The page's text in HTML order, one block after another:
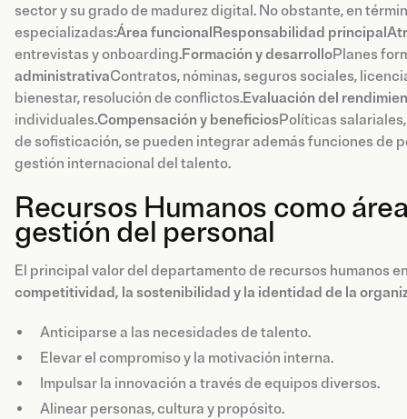
sector y su grado de madurez digital. No obstante, en
especializadas:Área funcionalResponsabilidad
entrevistas y onboarding.Formación y desarrolloPlanes
administrativaContratos, nóminas, seguros sociales,
bienestar, resolución de conflictos.Evaluación del
individuales.Compensación y beneficiosPolíticas
de sofisticación, se pueden integrar además funciones de
gestión internacional del talento.
Recursos Humanos como
gestión del personal
El principal valor del departamento de recursos humanos
competitividad, la sostenibilidad y la identidad de la
Anticiparse a las necesidades de talento.
Elevar el compromiso y la motivación interna.
Impulsar la innovación a través de equipos diversos.
Alinear personas, cultura y propósito.